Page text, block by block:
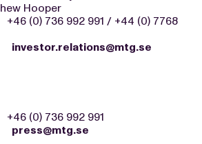
Hooper
992 991 / +44 (0) 7768
investor.relations@mtg.se
992 991
press@mtg.se